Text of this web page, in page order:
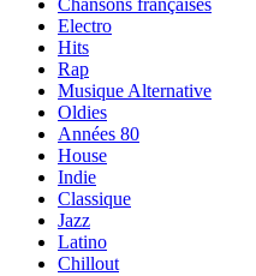
Chansons françaises
Electro
Hits
Rap
Musique Alternative
Oldies
Années 80
House
Indie
Classique
Jazz
Latino
Chillout